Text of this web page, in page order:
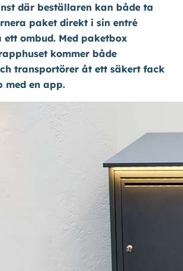
Om oss
Kontakta oss
Shop
där beställaren kan både ta
paket direkt i sin entré
ombud. Med paketbox
kommer både
transportörer åt ett säkert fack
med en app.